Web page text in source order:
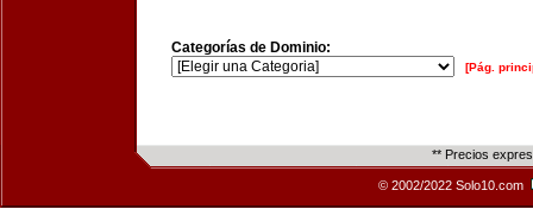
Categorías de Dominio:
[Pág.
** Precios
© 2002/2022 Solo10.com